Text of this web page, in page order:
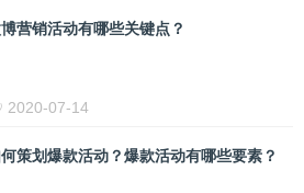
营销活动有哪些关键点？
2020-07-14
策划爆款活动？爆款活动有哪些要素？